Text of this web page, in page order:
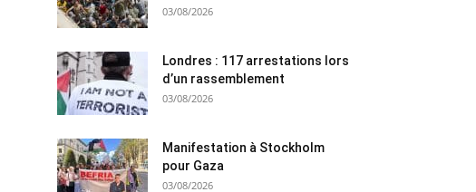
03/08/2026
Londres : 117 arrestations lors
d’un rassemblement
03/08/2026
Manifestation à Stockholm
pour Gaza
03/08/2026